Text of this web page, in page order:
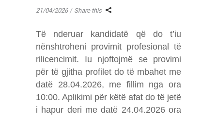
21/04/2026 Share this
Të nderuar kandidatë që do t’iu
nënshtroheni provimit profesional të
rilicencimit. Iu njoftojmë se provimi
për të gjitha profilet do të mbahet me
datë 28.04.2026, me fillim nga ora
10:00. Aplikimi për këtë afat do të jetë
i hapur deri me datë 24.04.2026 ora